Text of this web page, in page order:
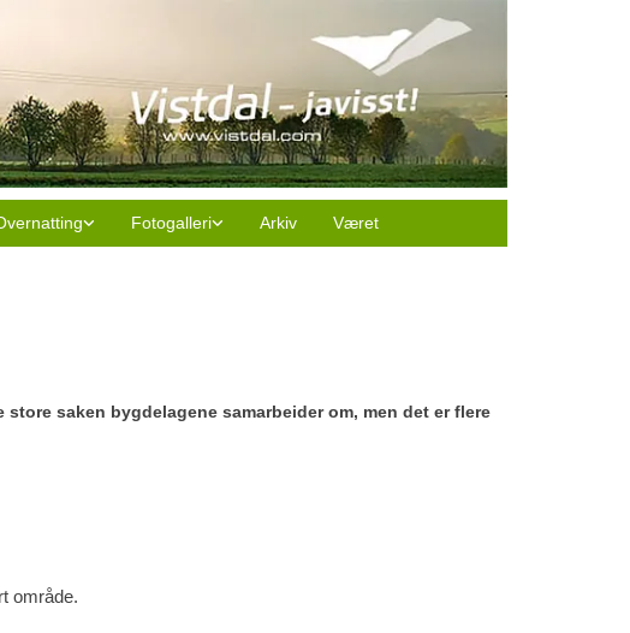
Fotogalleri Arkiv Været
saken bygdelagene samarbeider om, men det er flere
område.